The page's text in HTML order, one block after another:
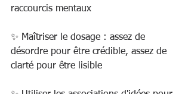
raccourcis mentaux
✨ Maîtriser le dosage : assez de
désordre pour être crédible, assez de
clarté pour être lisible